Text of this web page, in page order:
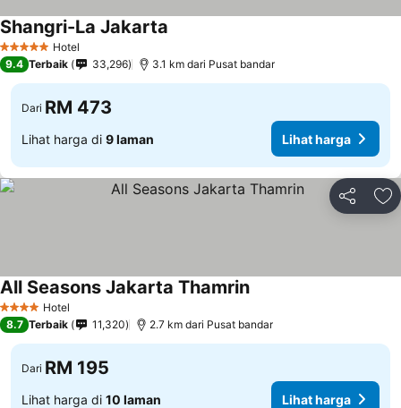
5 Bintang Hotel
Shangri-La Jakarta
9.4 Terbaik 33,296 3.1 km dari Pusat bandar
Dari RM 473
Lihat harga di 9 laman Lihat harga
Kongsi
4 BintangHotel
All Seasons Jakarta Thamrin
8.7 Terbaik 11,320 2.7 km dari Pusat bandar
Dari RM 195
Lihat harga di 10 laman Lihat harga